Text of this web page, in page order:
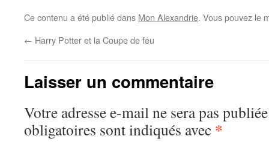
Ce contenu a été publié dans Mon Alexandrie. Vous pouvez le
← Harry Potter et la Coupe de feu
Laisser un commentaire
Votre adresse e-mail ne sera pas
obligatoires sont indiqués avec *